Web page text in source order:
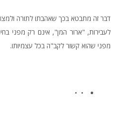
דבר זה מתבטא בכך שאהבתו לתורה
לעבירות, "ארור המן", אינם רק מפני
מפני שהוא קשור לקב"ה בכל עצמיותו.
• •